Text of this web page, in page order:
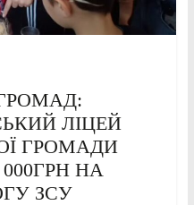
ЛІЦЕЙ
ГРОМАДИ
НА
ЗСУ